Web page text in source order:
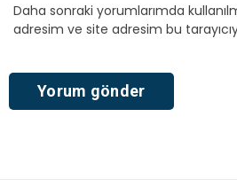
Daha sonraki yorumlarımda
adresim ve site adresim bu